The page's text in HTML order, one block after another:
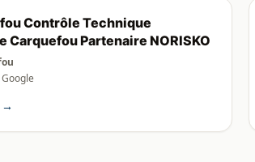
Contrôle Technique
Carquefou Partenaire NORISKO
Google
→